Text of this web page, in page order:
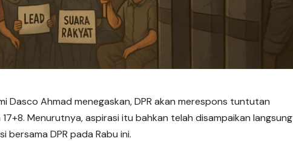
Dasco Ahmad menegaskan, DPR akan merespons tuntutan
Menurutnya, aspirasi itu bahkan telah disampaikan langsung
bersama DPR pada Rabu ini.